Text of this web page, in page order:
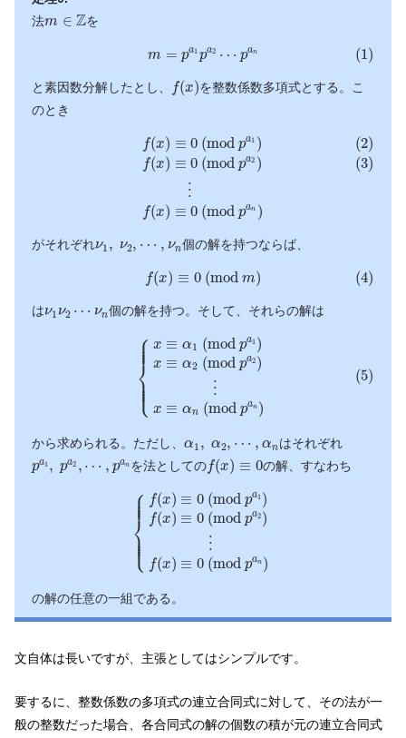
法m ∈ Z
m ∈Z を
m = pa1 pa2 ⋯ pan (1)
a1 pa pa
と素因数分解したとし、 f(x)
(x
を整数係数多項式とする。こ
のとき
f(x) ≡ 0 (mod pa1 )
f(x) ≡ 0 (mod pa2 )
⋮
f(x) ≡ 0 (mod pan )
(2)
(3)
a1 (3) (x ) ( mo d (m
がそれぞれν1 , ν2, ⋯ , νn
ν1 ν2 ,⋯ νn 個の解を持つならば、
f(x) ≡ 0 (mod m) (4)
(4) ( 0 ( d m)
はν1 ν2 ⋯ νn
ν1ν2 ⋯ νn 個の解を持つ。そして、それらの解は
⎧
⎪
⎪
⎪
⎪
⎨
⎪
⎪ ⎪ ⎪⎩
x ≡ α1 (mod pa1 )
x ≡ α2 (mod pa2 )
⋮
x ≡ αn (mod pan )
(5)
a ( d pa2
から求められる。ただし、 α1 , α2, ⋯ , αn
α1 α2 ⋯ , n
はそれぞれ
pa1 , pa2 , ⋯ , pan
pa , pa ,pa n
を法としてのf(x) ≡ 0
f(x )≡ の解、すなわち
⎧
⎪
⎪
⎪
⎪
⎨
⎪
⎪ ⎪ ⎪⎩
f(x) ≡ 0 (mod pa1 )
f(x) ≡ 0 (mod pa2 )
⋮
f(x) ≡ 0 (mod pan )
( x)≡ 0 mo d 1 f(x
の解の任意の一組である。
文自体は長いですが、主張としてはシンプルです。
要するに、整数係数の多項式の連立合同式に対して、その法が一
般の整数だった場合、各合同式の解の個数の積が元の連立合同式